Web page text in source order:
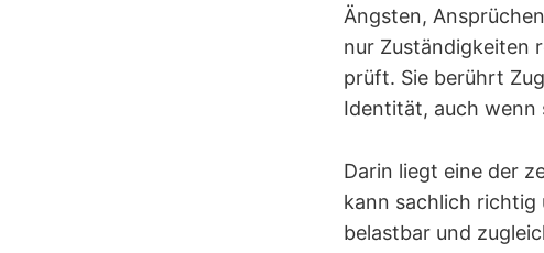
Ängsten,
nur Zuständigkeiten
prüft. Sie berührt
Identität, auch wenn
Darin liegt eine der
kann sachlich richtig
belastbar und